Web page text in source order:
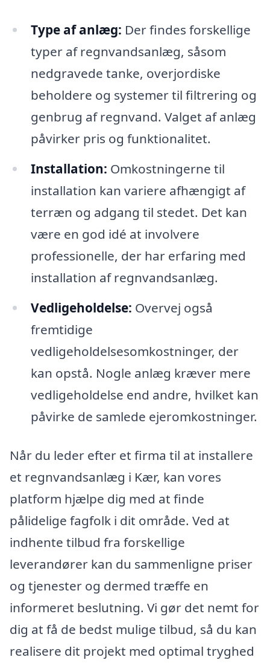
Type af anlæg: Der findes forskellige
typer af regnvandsanlæg, såsom
nedgravede tanke, overjordiske
beholdere og systemer til filtrering og
genbrug af regnvand. Valget af anlæg
påvirker pris og funktionalitet.
Installation: Omkostningerne til
installation kan variere afhængigt af
terræn og adgang til stedet. Det kan
være en god idé at involvere
professionelle, der har erfaring med
installation af regnvandsanlæg.
Vedligeholdelse: Overvej også
fremtidige
vedligeholdelsesomkostninger, der
kan opstå. Nogle anlæg kræver mere
vedligeholdelse end andre, hvilket kan
påvirke de samlede ejeromkostninger.
Når du leder efter et firma til at installere
et regnvandsanlæg i Kær, kan vores
platform hjælpe dig med at finde
pålidelige fagfolk i dit område. Ved at
indhente tilbud fra forskellige
leverandører kan du sammenligne priser
og tjenester og dermed træffe en
informeret beslutning. Vi gør det nemt for
dig at få de bedst mulige tilbud, så du kan
realisere dit projekt med optimal tryghed